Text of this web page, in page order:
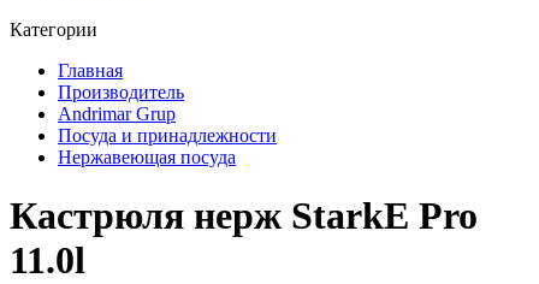
Категории
Главная
Производитель
Andrimar Grup
Посуда и принадлежности
Нержавеющая посуда
Кастрюля нерж StarkE Pro
11.0l